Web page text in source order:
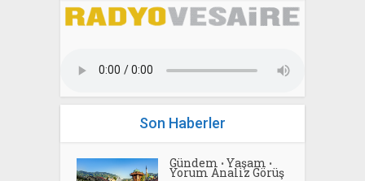
Son Haberler
Gündem • Yaşam •
Yorum Analiz Görüş